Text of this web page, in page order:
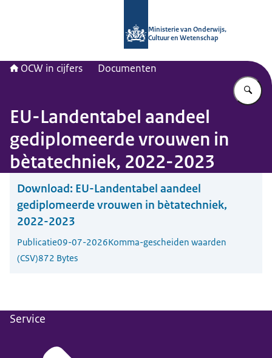
Ministerie van Onderwijs,
Cultuur en Wetenschap
OCW in cijfers Documenten
EU-Landentabel aandeel
gediplomeerde vrouwen in
bètatechniek, 2022-2023
Download: EU-Landentabel aandeel
gediplomeerde vrouwen in bètatechniek,
2022-2023
Publicatie09-07-2026Komma-gescheiden waarden
(CSV)872 Bytes
Service